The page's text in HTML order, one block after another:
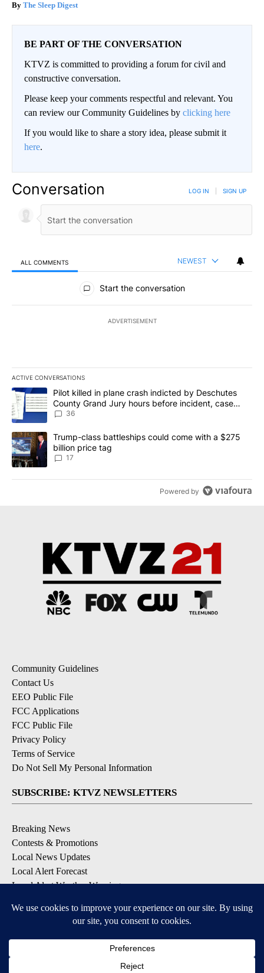
The Sleep Digest
BE PART OF THE CONVERSATION
KTVZ is committed to providing a forum for civil and
constructive conversation.
Please keep your comments respectful and relevant. You
can review our Community Guidelines by clicking here
If you would like to share a story idea, please submit it
here.
Conversation LOG IN SIGN UP
ALL COMMENTS NEWEST
All Comments
Start the conversation
ADVERTISEMENT
ACTIVE CONVERSATIONS
The following is a list of the most commented articles in the last
A trending article titled "Pilot killed in plane crash indicted by
Pilot killed in plane crash indicted by Deschutes
County Grand Jury hours before incident, case
dismissed following death
36
A trending article titled "Trump-class battleships could come
Trump-class battleships could come with a $275
billion price tag
17
Powered by
Community Guidelines
Contact Us
EEO Public File
FCC Applications
FCC Public File
Privacy Policy
Terms of Service
Do Not Sell My Personal Information
SUBSCRIBE: KTVZ NEWSLETTERS
Breaking News
Contests & Promotions
Local News Updates
Local Alert Forecast
Local Alert Weather Warnings
DOWNLOAD: KTVZ APPS
Apple & Google Play Stores